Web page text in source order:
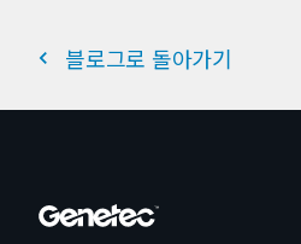
블로그로 돌아가기